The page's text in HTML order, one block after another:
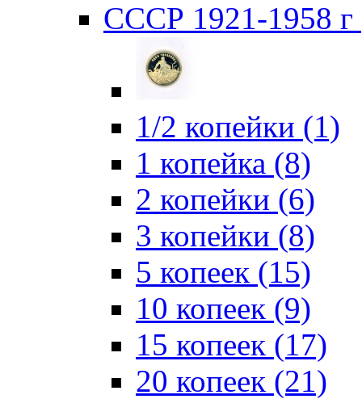
СССР 1921-1958 г
1/2 копейки (1)
1 копейка (8)
2 копейки (6)
3 копейки (8)
5 копеек (15)
10 копеек (9)
15 копеек (17)
20 копеек (21)